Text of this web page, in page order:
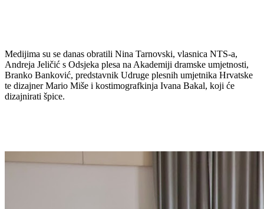
Medijima su se danas obratili Nina Tarnovski, vlasnica NTS-a,
Andreja Jeličić s Odsjeka plesa na Akademiji dramske umjetnosti,
Branko Banković, predstavnik Udruge plesnih umjetnika Hrvatske
te dizajner Mario Miše i kostimografkinja Ivana Bakal, koji će
dizajnirati špice.